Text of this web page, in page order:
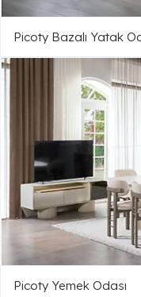
Picoty Bazalı Yatak
Picoty Yemek Odası